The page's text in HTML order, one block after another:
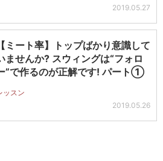
2019.05.27
【ミート率】トップばかり意識して
ませんか? スウィングは“フォロ
”で作るのが正解です! パート①
ッスン
2019.05.26